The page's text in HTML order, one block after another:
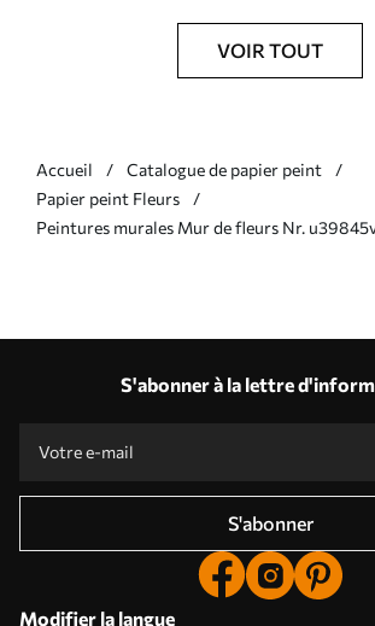
VOIR TOUT
Accueil
Catalogue de papier peint
Papier peint Fleurs
Peintures murales Mur de fleurs Nr.
S'abonner à la lettre
S'abonner
Modifier la langue